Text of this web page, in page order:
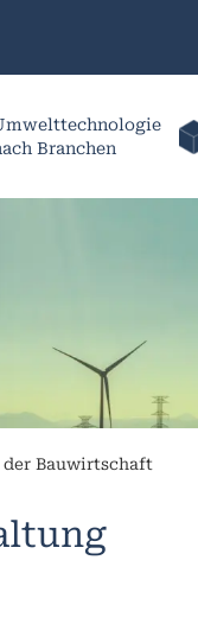
Branchen
Bauwirtschaft